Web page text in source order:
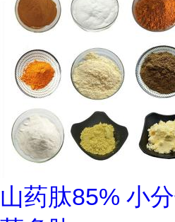
山药肽85% 小